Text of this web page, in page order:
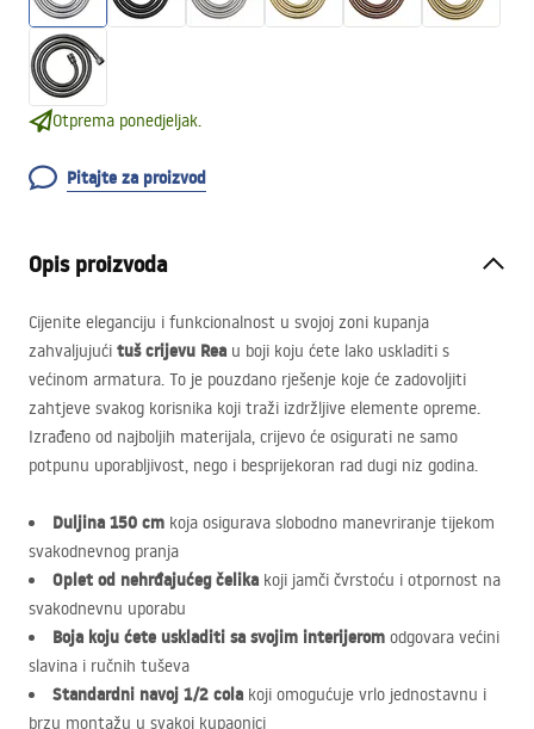
Otprema ponedjeljak.
Pitajte za proizvod
Opis proizvoda
Cijenite eleganciju i funkcionalnost u svojoj zoni kupanja
zahvaljujući tuš crijevu Rea u boji koju ćete lako uskladiti s
većinom armatura. To je pouzdano rješenje koje će zadovoljiti
zahtjeve svakog korisnika koji traži izdržljive elemente opreme.
Izrađeno od najboljih materijala, crijevo će osigurati ne samo
potpunu uporabljivost, nego i besprijekoran rad dugi niz godina.
Duljina 150 cm koja osigurava slobodno manevriranje tijekom
svakodnevnog pranja
Oplet od nehrđajućeg čelika koji jamči čvrstoću i otpornost na
svakodnevnu uporabu
Boja koju ćete uskladiti sa svojim interijerom odgovara većini
slavina i ručnih tuševa
Standardni navoj 1/2 cola koji omogućuje vrlo jednostavnu i
brzu montažu u svakoj kupaonici